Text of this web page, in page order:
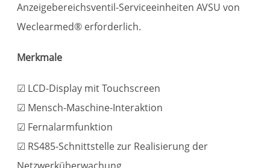
Anzeigebereichsventil-Serviceeinheiten AVSU von
Weclearmed® erforderlich.
Merkmale
☑ LCD-Display mit Touchscreen
☑ Mensch-Maschine-Interaktion
☑ Fernalarmfunktion
☑ RS485-Schnittstelle zur Realisierung der